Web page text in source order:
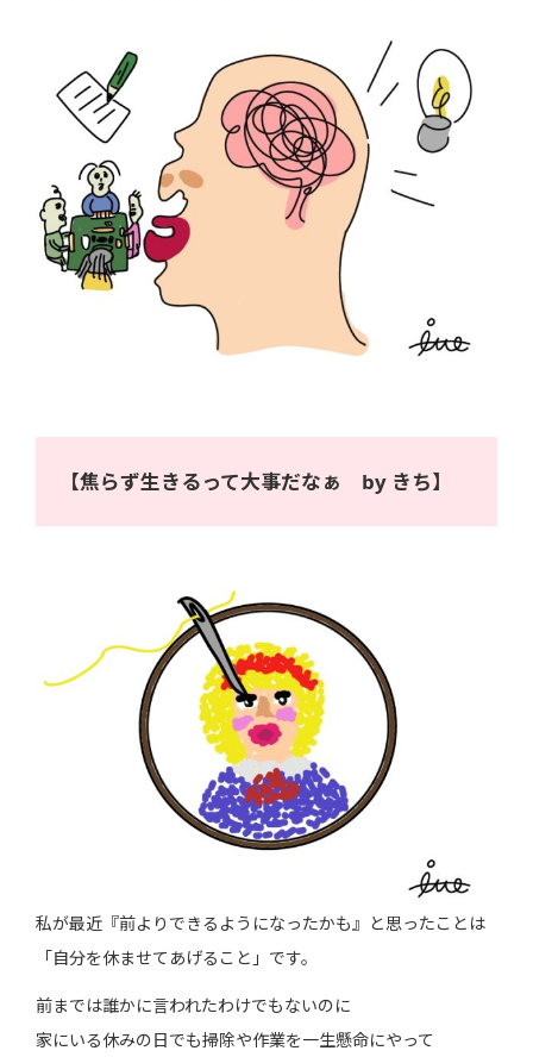
【焦らず生きるって大事だなぁ by きち】
私が最近『前よりできるようになったかも』と思ったことは
「自分を休ませてあげること」です。
前までは誰かに言われたわけでもないのに
家にいる休みの日でも掃除や作業を一生懸命にやって